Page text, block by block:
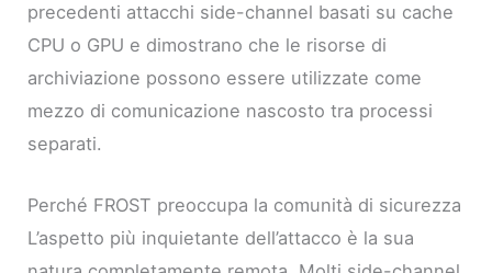
precedenti attacchi side-channel basati su cache
CPU o GPU e dimostrano che le risorse di
archiviazione possono essere utilizzate come
mezzo di comunicazione nascosto tra processi
separati.
Perché FROST preoccupa la comunità di sicurezza
L’aspetto più inquietante dell’attacco è la sua